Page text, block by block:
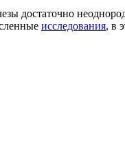
достаточно
исследования, в